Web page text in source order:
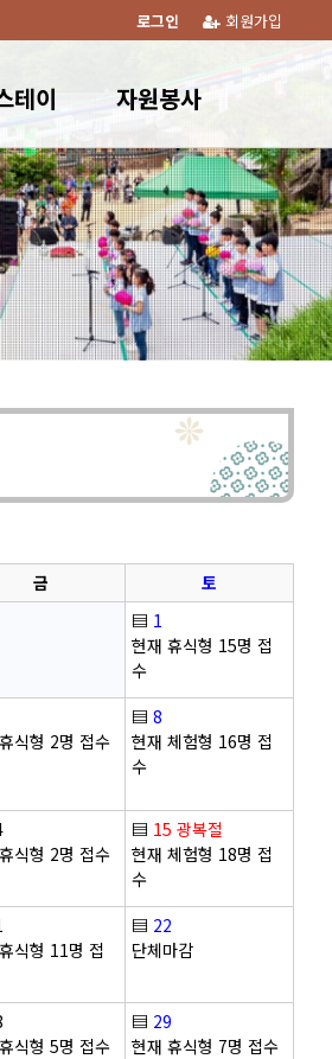
회원가입
로그인
테이 자원봉사
금
토
▤ 1
현재 휴식형 15명 접
수
식형 2명 접수
▤ 8
현재 체험형 16명 접
수
식형 2명 접수
▤ 15 광복절
현재 체험형 18명 접
수
식형 11명 접
▤ 22
단체마감
식형 5명 접수
▤ 29
현재 휴식형 7명 접수